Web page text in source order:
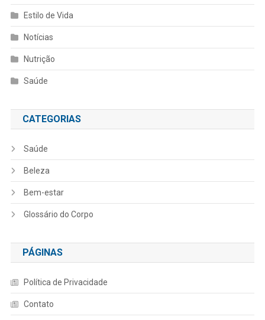
Estilo de Vida
Notícias
Nutrição
Saúde
CATEGORIAS
Saúde
Beleza
Bem-estar
Glossário do Corpo
PÁGINAS
Política de Privacidade
Contato